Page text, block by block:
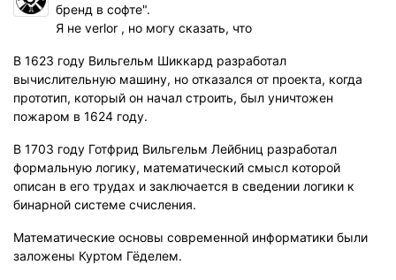
бренд в софте".
Я не verlor , но могу сказать, что
В 1623 году Вильгельм Шиккард разработал
вычислительную машину, но отказался от проекта, когда
прототип, который он начал строить, был уничтожен
пожаром в 1624 году.
В 1703 году Готфрид Вильгельм Лейбниц разработал
формальную логику, математический смысл которой
описан в его трудах и заключается в сведении логики к
бинарной системе счисления.
Математические основы современной информатики были
заложены Куртом Гёделем.